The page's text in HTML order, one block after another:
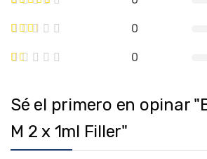
0
0
Sé el primero en opinar
M 2 x 1ml Filler"